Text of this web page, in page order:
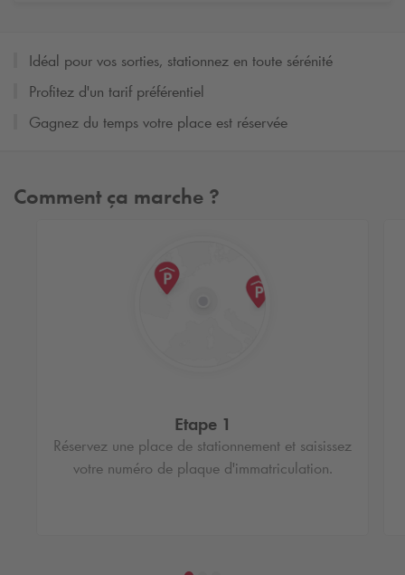
Idéal pour vos sorties, stationnez en toute sérénité
Profitez d'un tarif préférentiel
Gagnez du temps votre place est réservée
Comment ça marche ?
Etape 1
Réservez une place de stationnement et saisissez
votre numéro de plaque d'immatriculation.